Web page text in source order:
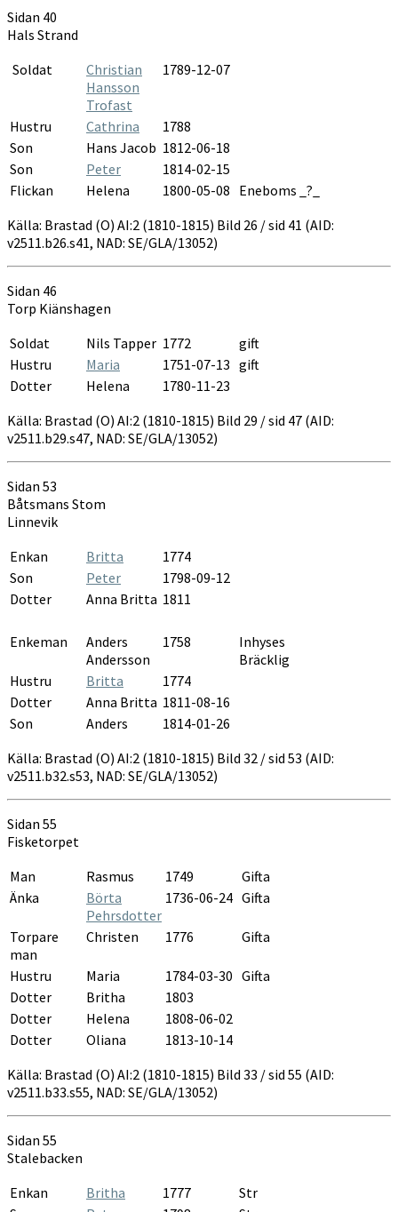
1810-
1815
Sidan 40
Hals Strand
Soldat
Christian
Hansson
Trofast
1789-12-07
Hustru Cathrina
1788
Son
Hans Jacob 1812-06-18
Son
Peter
1814-02-15
Flickan
Helena 1800-05-08 Eneboms _?_
Källa: Brastad (O) AI:2 (1810-1815) Bild 26 / sid 41 (AID:
v2511.b26.s41, NAD: SE/GLA/13052)
Sidan 46
Torp Kiänshagen
Soldat
Nils Tapper 1772
gift
Hustru
Maria 1751-07-13 gift
Dotter
Helena
1780-11-23
Källa: Brastad (O) AI:2 (1810-1815) Bild 29 / sid 47 (AID:
v2511.b29.s47, NAD: SE/GLA/13052)
Sidan 53
Båtsmans Stom
Linnevik
Enkan
Britta
1774
Son
Peter
1798-09-12
Dotter
Anna Britta 1811
Enkeman
Anders
Andersson
1758
Inhyses
Bräcklig
Hustru
Britta
1774
Dotter
Anna Britta 1811-08-16
Son
Anders
1814-01-26
Källa: Brastad (O) AI:2 (1810-1815) Bild 32 / sid 53 (AID:
v2511.b32.s53, NAD: SE/GLA/13052)
Sidan 55
Fisketorpet
Man
Rasmus 1749
Gifta
Änka
Börta
Pehrsdotter
1736-06-24 Gifta
Torpare
man
Christen 1776 Gifta
Hustru Maria 1784-03-30 Gifta
Dotter
Britha
1803
Dotter
Helena
1808-06-02
Dotter
Oliana
1813-10-14
Källa: Brastad (O) AI:2 (1810-1815) Bild 33 / sid 55 (AID:
v2511.b33.s55, NAD: SE/GLA/13052)
Sidan 55
Stalebacken
Enkan
Britha 1777
Str